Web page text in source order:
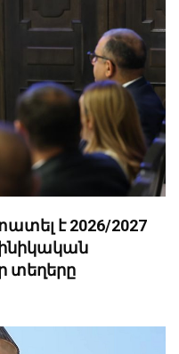
է 2026/2027
տեղերը